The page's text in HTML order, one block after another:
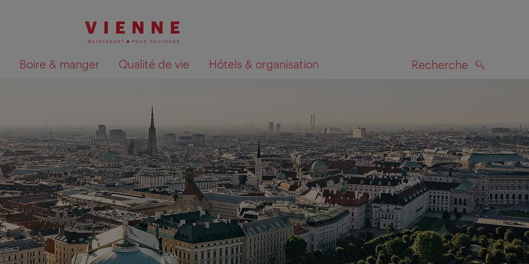
Boire & manger Qualité de vie Hôtels & organisation Recherche